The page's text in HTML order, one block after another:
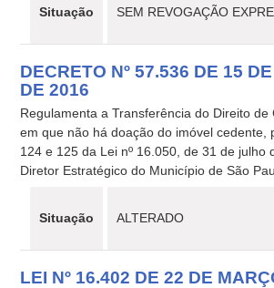
Situação SEM REVOGAÇÃO
DECRETO Nº 57.536 DE 15
DE 2016
Regulamenta a Transferência do Direito de
em que não há doação do imóvel cedente,
124 e 125 da Lei nº 16.050, de 31 de julho
Diretor Estratégico do Município de São
Situação ALTERADO
LEI Nº 16.402 DE 22 DE